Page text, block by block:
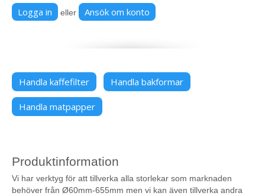
Logga in eller Ansök om konto
Handla kaffefilter Handla bakformar
Handla matpapper
Produktinformation
Vi har verktyg för att tillverka alla storlekar som marknaden
behöver från Ø60mm-655mm men vi kan även tillverka andra